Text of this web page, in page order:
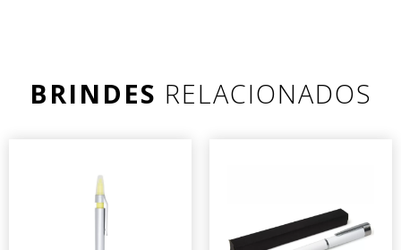
BRINDES RELACIONADOS